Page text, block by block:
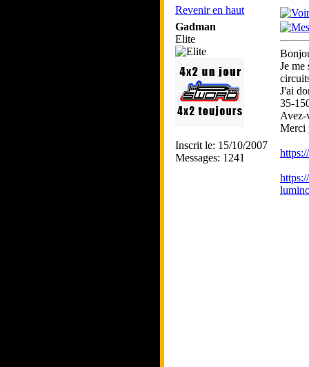
Revenir en haut
Gadman
Elite
Inscrit le: 15/10/2007
Messages: 1241
Je me
J'ai
35-
Avez-
Merci